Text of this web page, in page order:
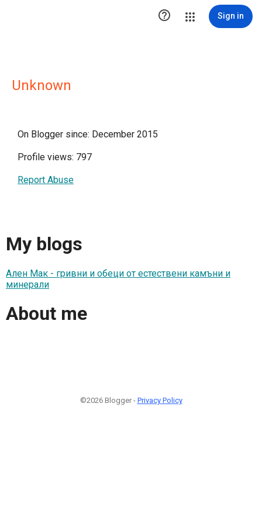
 Sign in
Unknown
On Blogger since: December 2015
Profile views: 797
Report Abuse
My blogs
Ален Мак - гривни и обеци от естествени камъни и
минерали
About me
©2026 Blogger - Privacy Policy